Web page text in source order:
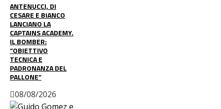
ANTENUCCI, DI
CESARE E BIANCO
LANCIANO LA
CAPTAINS ACADEMY.
IL BOMBER:
“OBIETTIVO
TECNICA E
PADRONANZA DEL
PALLONE”
08/08/2026